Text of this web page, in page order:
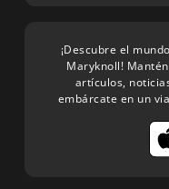
¡Descubre el
Maryknoll!
artículos,
embárcate en un